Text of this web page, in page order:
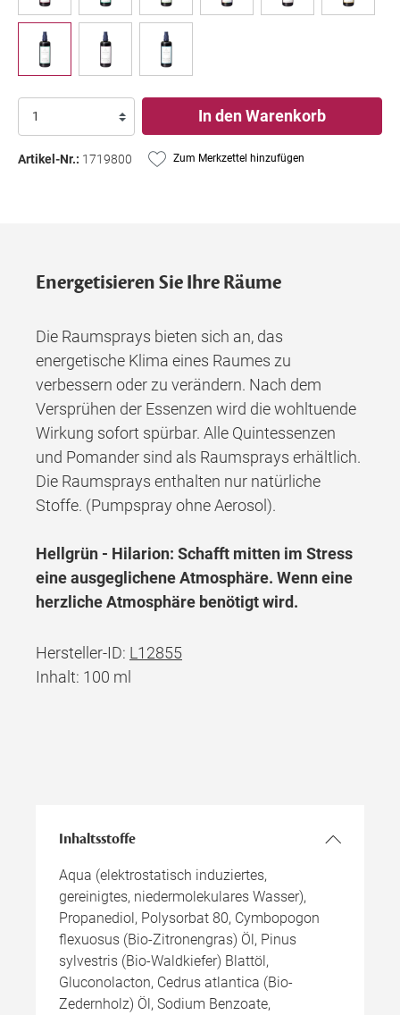
In den Warenkorb
Artikel-Nr.: 1719800 Zum Merkzettel hinzufügen
Energetisieren Sie Ihre Räume
Die Raumsprays bieten sich an, das
energetische Klima eines Raumes zu
verbessern oder zu verändern. Nach dem
Versprühen der Essenzen wird die wohltuende
Wirkung sofort spürbar. Alle Quintessenzen
und Pomander sind als Raumsprays erhältlich.
Die Raumsprays enthalten nur natürliche
Stoffe. (Pumpspray ohne Aerosol).
Hellgrün - Hilarion: Schafft mitten im Stress
eine ausgeglichene Atmosphäre. Wenn eine
herzliche Atmosphäre benötigt wird.
Hersteller-ID: L12855
Inhalt: 100 ml
Inhaltsstoffe
Aqua (elektrostatisch induziertes,
gereinigtes, niedermolekulares Wasser),
Propanediol, Polysorbat 80, Cymbopogon
flexuosus (Bio-Zitronengras) Öl, Pinus
sylvestris (Bio-Waldkiefer) Blattöl,
Gluconolacton, Cedrus atlantica (Bio-
Zedernholz) Öl, Sodium Benzoate,